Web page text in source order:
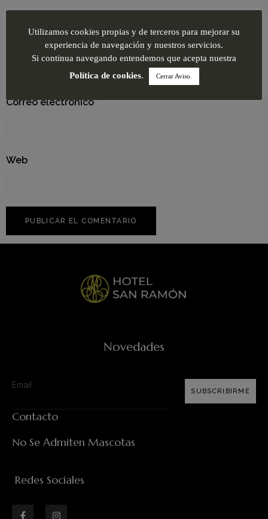
Nombre*
Correo electrónico*
Web
Novedades
SUBSCRIBIRME
Contacto
No Se Admiten Mascotas
Redes Sociales
Utilizamos cookies propias y de terceros para mejorar su
experiencia de navegación y nuestros servicios.
Si continua navegando entendemos que acepta nuestra
Política de cookies. Cerrar Aviso.